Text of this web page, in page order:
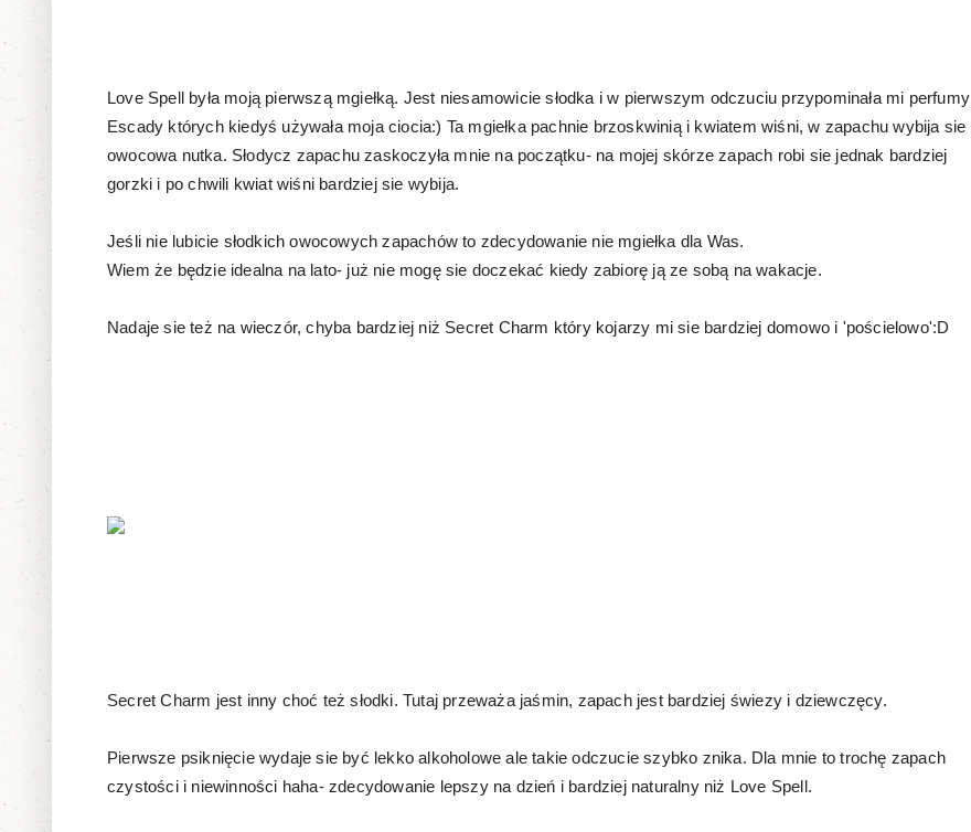
Love Spell była moją pierwszą mgiełką. Jest niesamowicie słodka i w pierwszym odczuciu przypominała mi perfumy
Escady których kiedyś używała moja ciocia:) Ta mgiełka pachnie brzoskwinią i kwiatem wiśni, w zapachu wybija sie
owocowa nutka. Słodycz zapachu zaskoczyła mnie na początku- na mojej skórze zapach robi sie jednak bardziej
gorzki i po chwili kwiat wiśni bardziej sie wybija.
Jeśli nie lubicie słodkich owocowych zapachów to zdecydowanie nie mgiełka dla Was.
Wiem że będzie idealna na lato- już nie mogę sie doczekać kiedy zabiorę ją ze sobą na wakacje.
Nadaje sie też na wieczór, chyba bardziej niż Secret Charm który kojarzy mi sie bardziej domowo i 'pościelowo':D
Secret Charm jest inny choć też słodki. Tutaj przeważa jaśmin, zapach jest bardziej świezy i dziewczęcy.
Pierwsze psiknięcie wydaje sie być lekko alkoholowe ale takie odczucie szybko znika. Dla mnie to trochę zapach
czystości i niewinności haha- zdecydowanie lepszy na dzień i bardziej naturalny niż Love Spell.